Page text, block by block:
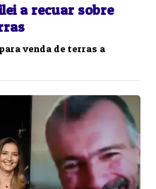
a recuar sobre
venda de terras a